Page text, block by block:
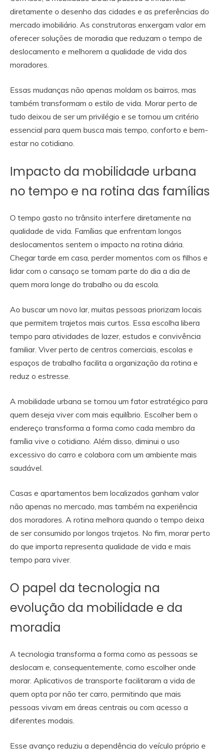
diretamente o desenho das cidades e as preferências do
mercado imobiliário. As construtoras enxergam valor em
oferecer soluções de moradia que reduzam o tempo de
deslocamento e melhorem a qualidade de vida dos
moradores.
Essas mudanças não apenas moldam os bairros, mas
também transformam o estilo de vida. Morar perto de
tudo deixou de ser um privilégio e se tornou um critério
essencial para quem busca mais tempo, conforto e bem-
estar no cotidiano.
Impacto da mobilidade urbana
no tempo e na rotina das famílias
O tempo gasto no trânsito interfere diretamente na
qualidade de vida. Famílias que enfrentam longos
deslocamentos sentem o impacto na rotina diária.
Chegar tarde em casa, perder momentos com os filhos e
lidar com o cansaço se tornam parte do dia a dia de
quem mora longe do trabalho ou da escola.
Ao buscar um novo lar, muitas pessoas priorizam locais
que permitem trajetos mais curtos. Essa escolha libera
tempo para atividades de lazer, estudos e convivência
familiar. Viver perto de centros comerciais, escolas e
espaços de trabalho facilita a organização da rotina e
reduz o estresse.
A mobilidade urbana se tornou um fator estratégico para
quem deseja viver com mais equilíbrio. Escolher bem o
endereço transforma a forma como cada membro da
família vive o cotidiano. Além disso, diminui o uso
excessivo do carro e colabora com um ambiente mais
saudável.
Casas e apartamentos bem localizados ganham valor
não apenas no mercado, mas também na experiência
dos moradores. A rotina melhora quando o tempo deixa
de ser consumido por longos trajetos. No fim, morar perto
do que importa representa qualidade de vida e mais
tempo para viver.
O papel da tecnologia na
evolução da mobilidade e da
moradia
A tecnologia transforma a forma como as pessoas se
deslocam e, consequentemente, como escolher onde
morar. Aplicativos de transporte facilitaram a vida de
quem opta por não ter carro, permitindo que mais
pessoas vivam em áreas centrais ou com acesso a
diferentes modais.
Esse avanço reduziu a dependência do veículo próprio e